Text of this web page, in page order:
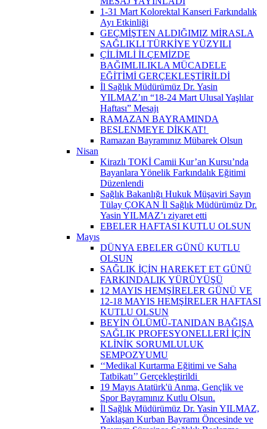
1-31 Mart Kolorektal Kanseri Farkındalık
Ayı Etkinliği
GEÇMİŞTEN ALDIĞIMIZ MİRASLA
SAĞLIKLI TÜRKİYE YÜZYILI
ÇİLİMLİ İLÇEMİZDE
BAĞIMLILIKLA MÜCADELE
EĞİTİMİ GERÇEKLEŞTİRİLDİ
İl Sağlık Müdürümüz Dr. Yasin
YILMAZ’ın “18-24 Mart Ulusal Yaşlılar
Haftası” Mesajı
RAMAZAN BAYRAMINDA
BESLENMEYE DİKKAT! ​
Ramazan Bayramınız Mübarek Olsun
Nisan
Kirazlı TOKİ Camii Kur’an Kursu’nda
Bayanlara Yönelik Farkındalık Eğitimi
Düzenlendi
Sağlık Bakanlığı Hukuk Müşaviri Sayın
Tülay ÇOKAN İl Sağlık Müdürümüz Dr.
Yasin YILMAZ’ı ziyaret etti
EBELER HAFTASI KUTLU OLSUN
Mayıs
DÜNYA EBELER GÜNÜ KUTLU
OLSUN
SAĞLIK İÇİN HAREKET ET GÜNÜ
FARKINDALIK YÜRÜYÜŞÜ
12 MAYIS HEMŞİRELER GÜNÜ VE
12-18 MAYIS HEMŞİRELER HAFTASI
KUTLU OLSUN
BEYİN ÖLÜMÜ-TANIDAN BAĞIŞA
SAĞLIK PROFESYONELLERİ İÇİN
KLİNİK SORUMLULUK
SEMPOZYUMU
‘‘Medikal Kurtarma Eğitimi ve Saha
Tatbikatı’’ Gerçekleştirildi ​
19 Mayıs Atatürk'ü Anma, Gençlik ve
Spor Bayramınız Kutlu Olsun.
İl Sağlık Müdürümüz Dr. Yasin YILMAZ,
Yaklaşan Kurban Bayramı Öncesinde ve